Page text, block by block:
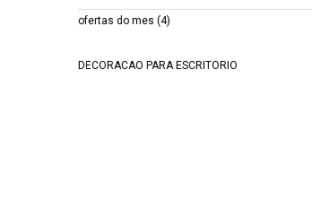
ofertas do mes (4)
DECORACAO PARA ESCRITORIO